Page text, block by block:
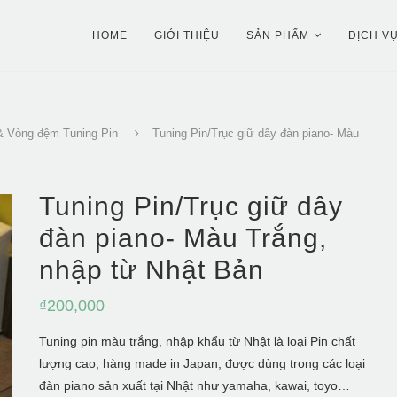
HOME GIỚI THIỆU SẢN PHẨM DỊCH
Vòng đệm Tuning Pin Tuning Pin/Trục giữ dây đàn piano- Màu
Tuning Pin/Trục giữ dây
đàn piano- Màu Trắng,
nhập từ Nhật Bản
₫200,000
Tuning pin màu trắng, nhập khẩu từ Nhật là loại Pin chất
lượng cao, hàng made in Japan, được dùng trong các loại
đàn piano sản xuất tại Nhật như yamaha, kawai, toyo…